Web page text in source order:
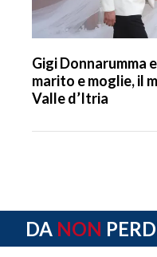
Gigi Donnarumma
marito e moglie, il
Valle d’Itria
DA NON